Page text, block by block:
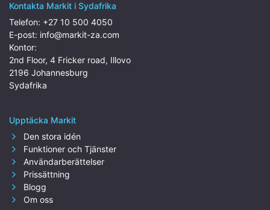
Kontakta Markit i Sydafrika
Telefon: +27 10 500 4050
E-post: info@markit-za.com
Kontor:
2nd Floor, 4 Fricker road, Illovo
2196 Johannesburg
Sydafrika
Upptäcka Markit
Den stora idén
Funktioner och Tjänster
Användarberättelser
Prissättning
Blogg
Om oss